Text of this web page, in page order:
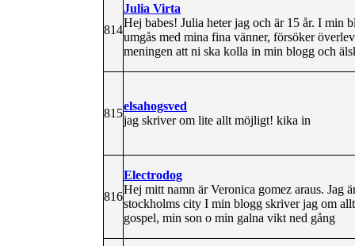
814
Julia Virta
Hej babes! Julia heter jag och är 15 år. I min
umgås med mina fina vänner, försöker
meningen att ni ska kolla in min blogg och
815
elsahogsved
jag skriver om lite allt möjligt! kika in
816
Electrodog
Hej mitt namn är Veronica gomez araus. Jag
stockholms city I min blogg skriver jag om
gospel, min son o min galna vikt ned gång